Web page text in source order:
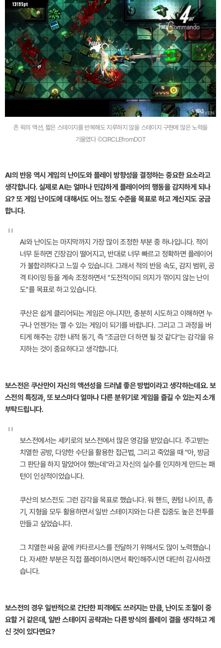
존 윅의 액션, 짧은 스테이지를 반복해도 지루하지 않을 스테이지 구현에 많은 노력을
기울였다 ©CIRCLEfromDOT
AI의 반응 역시 게임의 난이도와 플레이 방향성을 결정하는 중요한 요소라고
생각합니다. 실제로 AI는 얼마나 민감하게 플레이어의 행동을 감지하게 되나
요? 또 게임 난이도에 대해서도 어느 정도 수준을 목표로 하고 계신지도 궁금
합니다.
"
AI와 난이도는 마지막까지 가장 많이 조정한 부분 중 하나입니다. 적이
너무 둔하면 긴장감이 떨어지고, 반대로 너무 빠르고 정확하면 플레이어
가 불합리하다고 느낄 수 있습니다. 그래서 적의 반응 속도, 감지 범위, 공
격 타이밍 등을 계속 조정하면서 "도전적이되 의지가 꺾이지 않는 난이
도"를 목표로 하고 있습니다.
쿠산은 쉽게 클리어되는 게임은 아니지만, 충분히 시도하고 이해하면 누
구나 언젠가는 깰 수 있는 게임이 되기를 바랍니다. 그리고 그 과정을 버
티게 해주는 강한 내적 동기, 즉 "조금만 더 하면 될 것 같다"는 감각을 유
지하는 것이 중요하다고 생각합니다.
보스전은 쿠산만이 자신의 액션성을 드러낼 좋은 방법이라고 생각하는데요. 보
스전의 특징과, 또 보스마다 얼마나 다른 분위기로 게임을 즐길 수 있는지 소개
부탁드립니다.
"
보스전에서는 세키로의 보스전에서 많은 영감을 받았습니다. 주고받는
치열한 공방, 다양한 수단을 활용한 접근법, 그리고 죽었을 때 "아, 방금
그 판단을 하지 말았어야 했는데"라고 자신의 실수를 인지하게 만드는 패
턴이 인상적이었습니다.
쿠산의 보스전도 그런 감각을 목표로 했습니다. 워 핸드, 퀀텀 나이프, 총
기, 지형을 모두 활용하면서 일반 스테이지와는 다른 집중도 높은 전투를
만들고 싶었습니다.
그 치열한 싸움 끝에 카타르시스를 전달하기 위해서도 많이 노력했습니
다. 자세한 부분은 직접 플레이하시면서 확인해주시면 대단히 감사하겠
습니다.
보스전의 경우 일반적으로 간단한 피격에도 쓰러지는 만큼, 난이도 조절이 중
요할 거 같은데, 일반 스테이지 공략과는 다른 방식의 플레이 결을 생각하고 계
신 것이 있다면요?